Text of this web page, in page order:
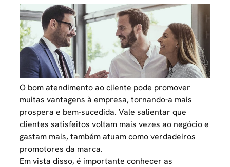
O bom atendimento ao cliente pode promover
muitas vantagens à empresa, tornando-a mais
prospera e bem-sucedida. Vale salientar que
clientes satisfeitos voltam mais vezes ao negócio e
gastam mais, também atuam como verdadeiros
promotores da marca.
Em vista disso, é importante conhecer as